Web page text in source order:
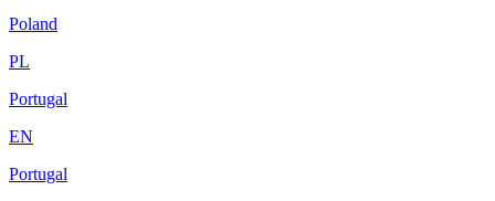
Poland
PL
Portugal
EN
Portugal